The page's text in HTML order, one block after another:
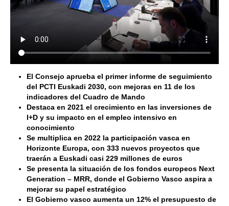
El Consejo aprueba el primer informe de seguimiento
del PCTI Euskadi 2030, con mejoras en 11 de los
indicadores del Cuadro de Mando
Destaca en 2021 el crecimiento en las inversiones de
I+D y su impacto en el empleo intensivo en
conocimiento
Se multiplica en 2022 la participación vasca en
Horizonte Europa, con 333 nuevos proyectos que
traerán a Euskadi casi 229 millones de euros
Se presenta la situación de los fondos europeos Next
Generation – MRR, donde el Gobierno Vasco aspira a
mejorar su papel estratégico
El Gobierno vasco aumenta un 12% el presupuesto de